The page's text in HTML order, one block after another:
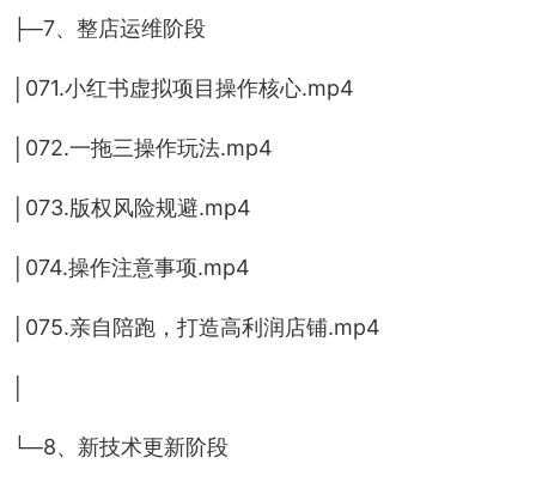
├─7、整店运维阶段
│071.小红书虚拟项目操作核心.mp4
│072.一拖三操作玩法.mp4
│073.版权风险规避.mp4
│074.操作注意事项.mp4
│075.亲自陪跑，打造高利润店铺.mp4
└─8、新技术更新阶段